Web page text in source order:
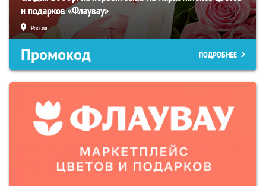
и подарков «Флаувау»
Россия
Промокод ПОДРОБНЕЕ